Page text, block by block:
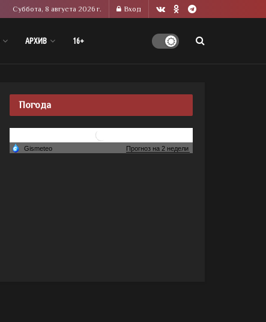
Суббота, 8 августа 2026 г. Вход
АРХИВ 16+
Погода